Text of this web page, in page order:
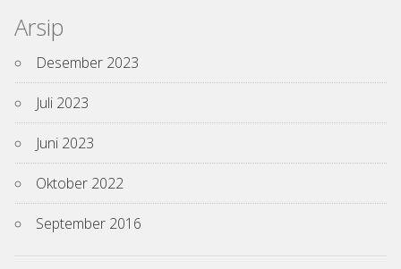
Arsip
Desember 2023
Juli 2023
Juni 2023
Oktober 2022
September 2016